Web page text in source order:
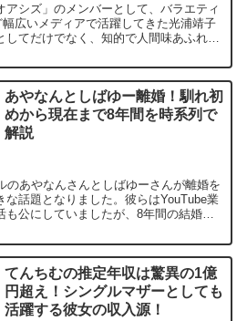
アシズ」のメンバーとして、バラエティ
広いメディアで活躍してきた光浦靖子
てだけでなく、知的で人間味あふれる
あやなんとしばゆー離婚！馴れ初
めから現在まで8年間を時系列で
解説
のあやなんさんとしばゆーさんが離婚を
な話題となりました。彼らはYouTube業
も公にしていましたが、8年間の結婚生
てんちむの推定年収は驚異の1億
円超え！シングルマザーとしても
活躍する彼女の収入源！